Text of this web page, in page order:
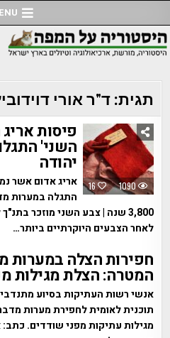
to
content
תגית:ד"ר אורי
16 1090
פיסות
השני'
יהודה
אריג אדום אשר
התגלה במערות
3,800 שנה | צבע השני מוזכר
לאחר הצבעים היוקרתיים ביותר…
חפירות הצלה במערות
המטרה: הצלת מגילות
אנשי רשות העתיקות בסיוע
תוכנית לאומית לחפירת מערות
מגילות עתיקות מפני שודדים. כתב: